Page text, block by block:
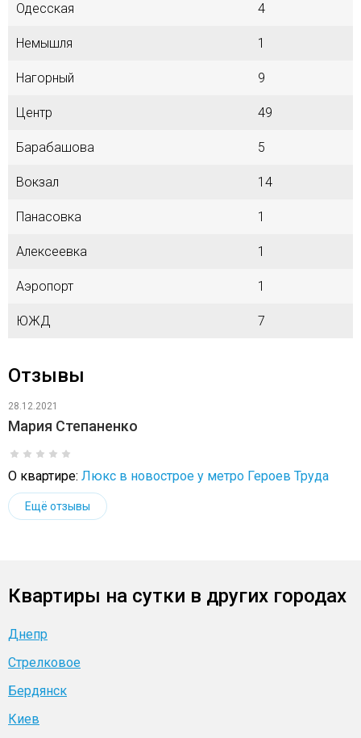
Одесская 4
Немышля 1
Нагорный 9
Центр 49
Барабашова 5
Вокзал 14
Панасовка 1
Алексеевка 1
Аэропорт 1
ЮЖД 7
Отзывы
28.12.2021
Мария Степаненко
О квартире: Люкс в новострое у метро Героев Труда
Ещё отзывы
Квартиры на сутки в других городах
Днепр
Стрелковое
Бердянск
Киев